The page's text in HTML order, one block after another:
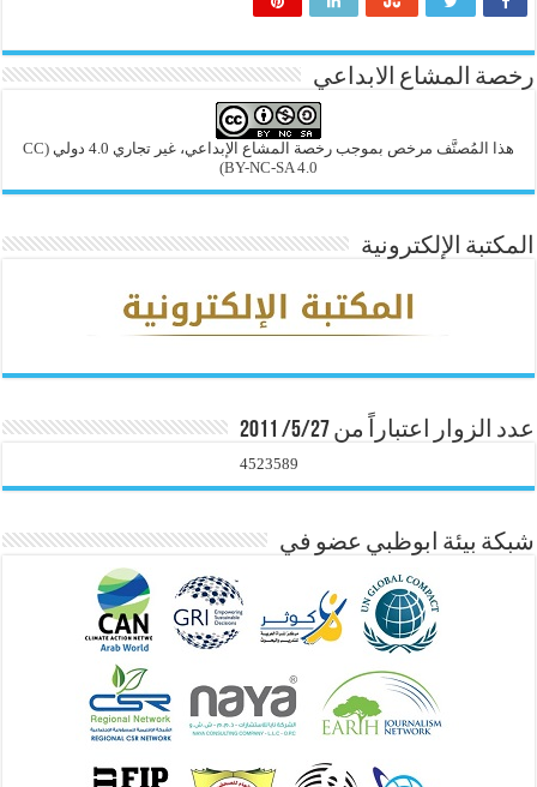
رخصة المشاع الابداعي
هذا المُصنَّف مرخص بموجب رخصة المشاع الإبداعي، غير تجاري 4.0 دولي
(CC
BY-NC-SA 4.0)
المكتبة الإلكترونية
عدد الزوار اعتباراً من 5/27/ 2011
4523589
شبكة بيئة ابوظبي عضو في